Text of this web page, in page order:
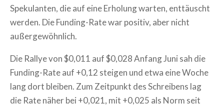
Spekulanten, die auf eine Erholung warten, enttäuscht
werden. Die Funding-Rate war positiv, aber nicht
außergewöhnlich.
Die Rallye von $0,011 auf $0,028 Anfang Juni sah die
Funding-Rate auf +0,12 steigen und etwa eine Woche
lang dort bleiben. Zum Zeitpunkt des Schreibens lag
die Rate näher bei +0,021, mit +0,025 als Norm seit